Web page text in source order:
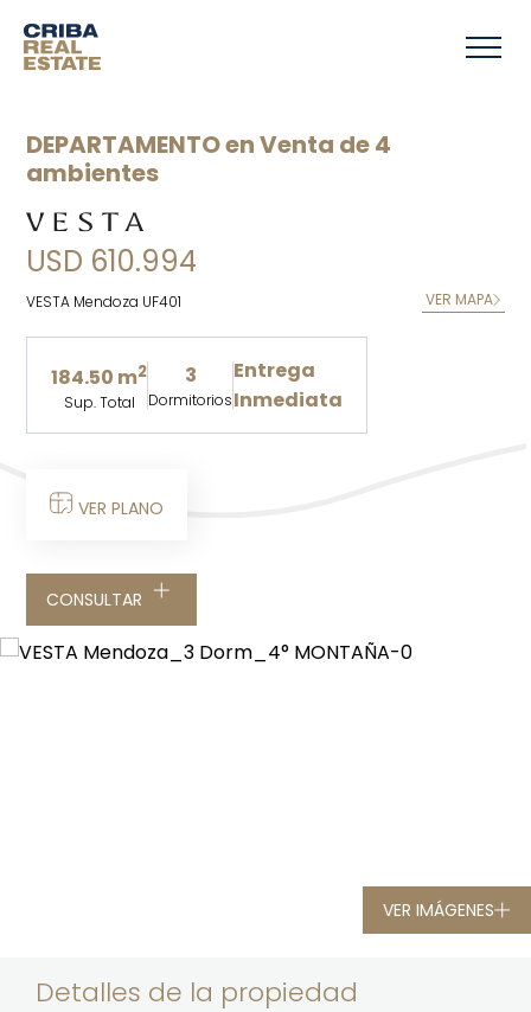
DEPARTAMENTO en Venta de 4
ambientes
USD 610.994
VESTA Mendoza UF401 VER MAPA
184.50 m2
Sup. Total
3
Dormitorios
Entrega
Inmediata
VER PLANO
CONSULTAR
VER IMÁGENES
Detalles de la propiedad